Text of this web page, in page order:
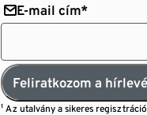
E-mail cím*
Feliratkozom a
¹ Az utalvány a sikeres